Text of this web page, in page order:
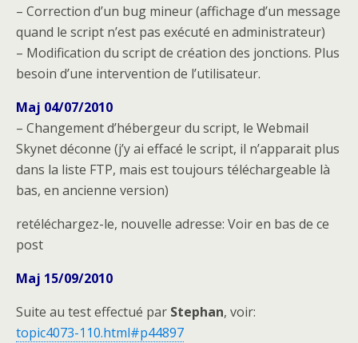
– Correction d’un bug mineur (affichage d’un message
quand le script n’est pas exécuté en administrateur)
– Modification du script de création des jonctions. Plus
besoin d’une intervention de l’utilisateur.
Maj 04/07/2010
– Changement d’hébergeur du script, le Webmail
Skynet déconne (j’y ai effacé le script, il n’apparait plus
dans la liste FTP, mais est toujours téléchargeable là
bas, en ancienne version)
retéléchargez-le, nouvelle adresse: Voir en bas de ce
post
Maj 15/09/2010
Suite au test effectué par Stephan, voir:
topic4073-110.html#p44897